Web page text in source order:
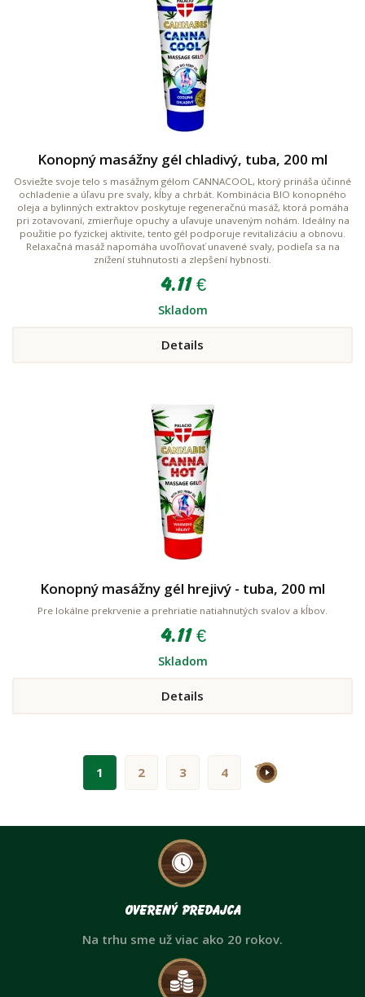
Konopný masážny gél chladivý, tuba, 200 ml
Osviežte svoje telo s masážnym gélom CANNACOOL, ktorý prináša účinné
ochladenie a úľavu pre svaly, kĺby a chrbát. Kombinácia BIO konopného
oleja a bylinných extraktov poskytuje regeneračnú masáž, ktorá pomáha
pri zotavovaní, zmierňuje opuchy a uľavuje unaveným nohám. Ideálny na
použitie po fyzickej aktivite, tento gél podporuje revitalizáciu a obnovu.
Relaxačná masáž napomáha uvoľňovať unavené svaly, podieľa sa na
znížení stuhnutosti a zlepšení hybnosti.
4.11 €
Skladom
Details
Konopný masážny gél hrejivý - tuba, 200 ml
Pre lokálne prekrvenie a prehriatie natiahnutých svalov a kĺbov.
4.11 €
Skladom
Details
1 2 3 4 >
Overený predajca
Na trhu sme už viac ako 20 rokov.